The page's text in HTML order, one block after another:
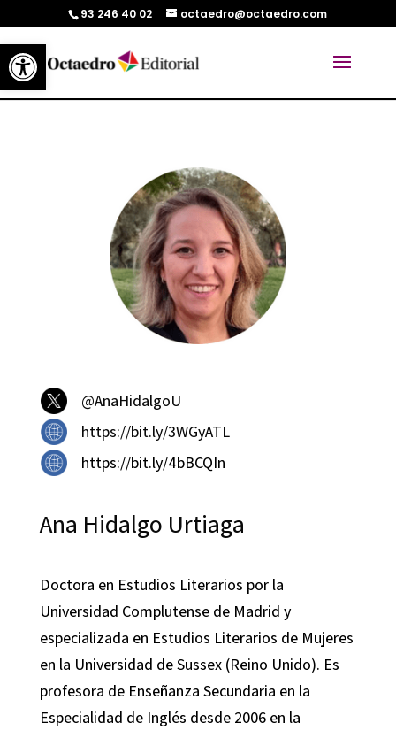
Abrir barra de herramientas
93 246 40 02 octaedro@octaedro.com
@AnaHidalgoU
https://bit.ly/3WGyATL
https://bit.ly/4bBCQIn
Ana Hidalgo Urtiaga
Doctora en Estudios Literarios por la
Universidad Complutense de Madrid y
especializada en Estudios Literarios de Mujeres
en la Universidad de Sussex (Reino Unido). Es
profesora de Enseñanza Secundaria en la
Especialidad de Inglés desde 2006 en la